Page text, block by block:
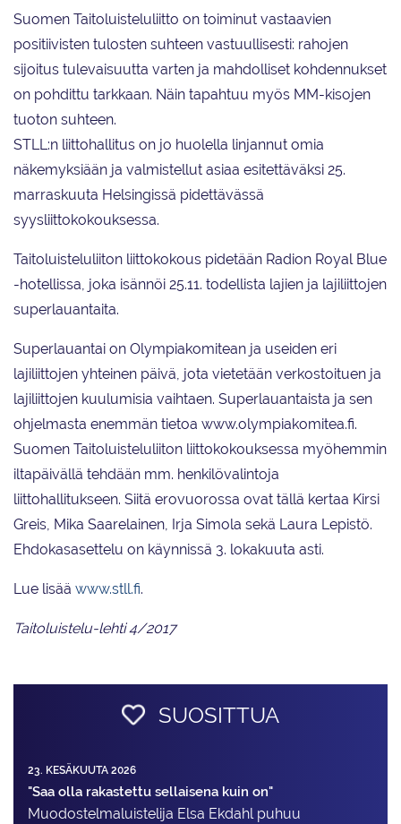
Suomen Taitoluisteluliitto on toiminut vastaavien
positiivisten tulosten suhteen vastuullisesti: rahojen
sijoitus tulevaisuutta varten ja mahdolliset kohdennukset
on pohdittu tarkkaan. Näin tapahtuu myös MM-kisojen
tuoton suhteen.
STLL:n liittohallitus on jo huolella linjannut omia
näkemyksiään ja valmistellut asiaa esitettäväksi 25.
marraskuuta Helsingissä pidettävässä
syysliittokokouksessa.
Taitoluisteluliiton liittokokous pidetään Radion Royal Blue
-hotellissa, joka isännöi 25.11. todellista lajien ja lajiliittojen
superlauantaita.
Superlauantai on Olympiakomitean ja useiden eri
lajiliittojen yhteinen päivä, jota vietetään verkostoituen ja
lajiliittojen kuulumisia vaihtaen. Superlauantaista ja sen
ohjelmasta enemmän tietoa www.olympiakomitea.fi.
Suomen Taitoluisteluliiton liittokokouksessa myöhemmin
iltapäivällä tehdään mm. henkilövalintoja
liittohallitukseen. Siitä erovuorossa ovat tällä kertaa Kirsi
Greis, Mika Saarelainen, Irja Simola sekä Laura Lepistö.
Ehdokasasettelu on käynnissä 3. lokakuuta asti.
Lue lisää www.stll.fi.
Taitoluistelu-lehti 4/2017
SUOSITTUA
23. KESÄKUUTA 2026
"Saa olla rakastettu sellaisena kuin on"
Muodostelma­luistelija Elsa Ekdahl puhuu